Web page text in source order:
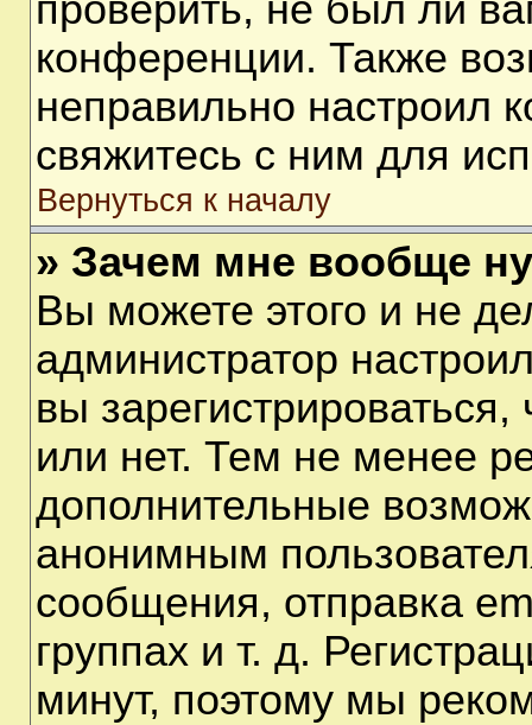
проверить, не был ли
конференции. Также
неправильно настроил
свяжитесь с ним для
Вернуться к началу
» Зачем мне вообще
Вы можете этого и не
администратор
вы
или нет. Тем не менее
дополнительные
анонимным
сообщения, отправка
группах и т. д.
минут, поэтому мы